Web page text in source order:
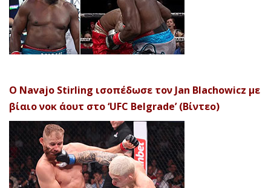
Ο Navajo Stirling ισοπέδωσε τον Jan Blachowicz με
βίαιο νοκ άουτ στο ‘UFC Belgrade’ (Βίντεο)